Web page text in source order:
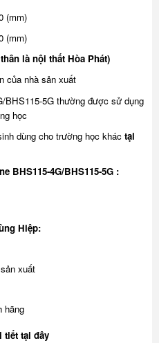
(mm)
(mm)
là nội thất Hòa Phát)
của nhà sản xuất
BHS115-5G thường được sử dụng
học
dùng cho trường học khác tại
BHS115-4G/BHS115-5G :
Hiệp:
xuất
hãng
tiết tại đây